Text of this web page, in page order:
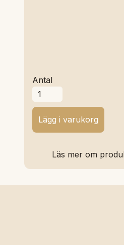
Antal
Läs mer om